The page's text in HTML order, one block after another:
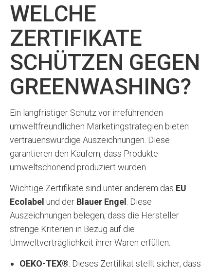
WELCHE
ZERTIFIKATE
SCHÜTZEN GEGEN
GREENWASHING?
Ein langfristiger Schutz vor irreführenden
umweltfreundlichen Marketingstrategien bieten
vertrauenswürdige Auszeichnungen. Diese
garantieren den Käufern, dass Produkte
umweltschonend produziert wurden.
Wichtige Zertifikate sind unter anderem das EU
Ecolabel und der Blauer Engel
. Diese
Auszeichnungen belegen, dass die Hersteller
strenge Kriterien in Bezug auf die
Umweltverträglichkeit ihrer Waren erfüllen.
OEKO-TEX®: Dieses Zertifikat stellt sicher, dass